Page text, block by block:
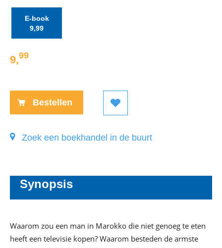
E-book
9,99
E-
9,99
Bestellen
Zoek een boekhandel in de buurt
Synopsis
Waarom zou een man in Marokko die niet genoeg te eten
heeft een televisie kopen? Waarom besteden de armste